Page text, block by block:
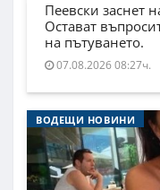
Пеевски заснет
Остават
на пътуването.
07.08.2026 08:27ч.
ВОДЕЩИ НОВИНИ